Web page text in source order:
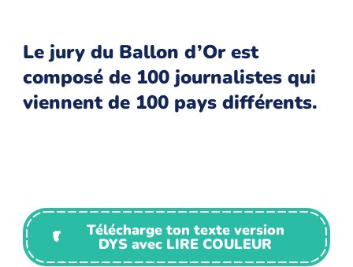
Le jury du Ballon d’Or est
composé de 100 journalistes qui
viennent de 100 pays différents.
Télécharge ton texte version
DYS avec LIRE COULEUR